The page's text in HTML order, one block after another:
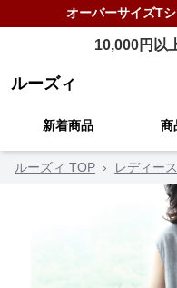
オーバーサイズT
10,000円以
ルーズィ
新着商品 商
ルーズィ TOP › レディー